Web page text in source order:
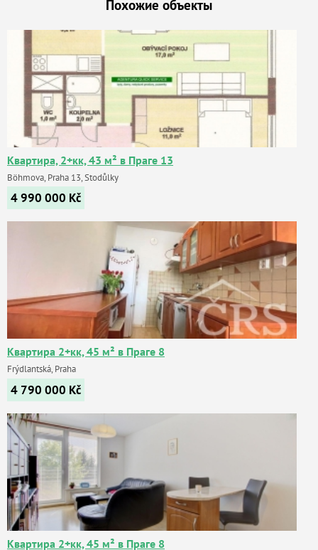
Похожие объекты
Квартира, 2+кк, 43 м² в Праге 13
Böhmova, Praha 13, Stodůlky
4 990 000 Kč
Квартира 2+кк, 45 м² в Праге 8
Frýdlantská, Praha
4 790 000 Kč
Квартира 2+кк, 45 м² в Праге 8